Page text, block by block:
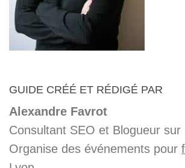
GUIDE CRÉÉ ET RÉDIGÉ PAR
Alexandre Favrot
Consultant SEO et Blogueur sur
Organise des événements pour